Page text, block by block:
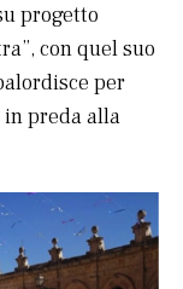
progetto
con quel suo
per
preda alla